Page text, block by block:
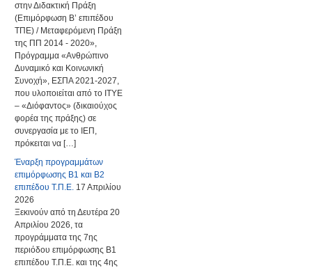
στην Διδακτική Πράξη
(Επιμόρφωση Β’ επιπέδου
ΤΠΕ) / Μεταφερόμενη Πράξη
της ΠΠ 2014 - 2020»,
Πρόγραμμα «Ανθρώπινο
Δυναμικό και Κοινωνική
Συνοχή», ΕΣΠΑ 2021-2027,
που υλοποιείται από το ΙΤΥΕ
– «Διόφαντος» (δικαιούχος
φορέα της πράξης) σε
συνεργασία με το ΙΕΠ,
πρόκειται να […]
Έναρξη προγραμμάτων
επιμόρφωσης Β1 και Β2
επιπέδου Τ.Π.Ε. 17 Απριλίου
2026
Ξεκινούν από τη Δευτέρα 20
Απριλίου 2026, τα
προγράμματα της 7ης
περιόδου επιμόρφωσης Β1
επιπέδου Τ.Π.Ε. και της 4ης